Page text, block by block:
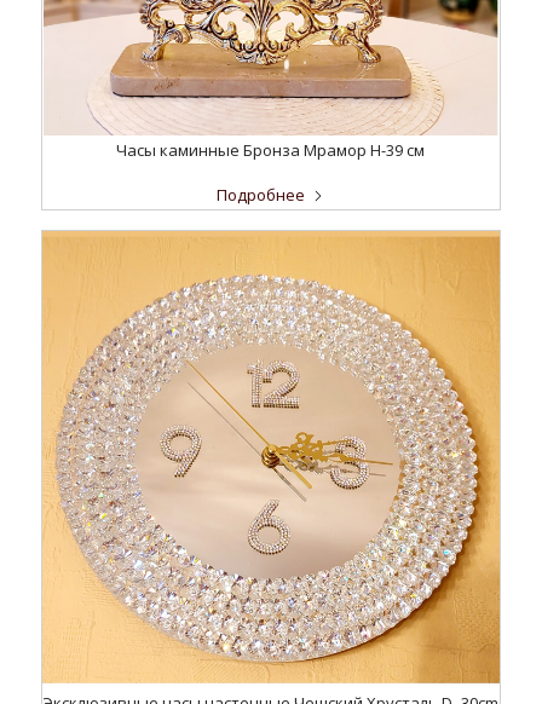
Часы каминные Бронза Мрамор H-39 см
Подробнее